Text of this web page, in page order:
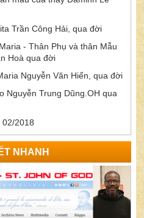
Trần Công Hải, qua đời
- Thân Phụ và thân Mẫu
Hoà qua đời
Nguyễn Văn Hiển, qua đời
Nguyễn Trung Dũng.OH qua
02/2018
NHANH